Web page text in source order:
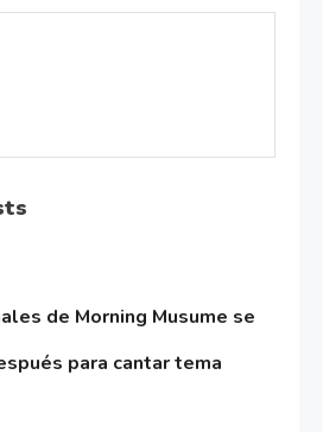
de Morning Musume se
para cantar tema